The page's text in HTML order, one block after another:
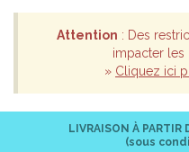
Attention : Des
impacter les
» Cliquez ici
LIVRAISON À PARTIR
(sous